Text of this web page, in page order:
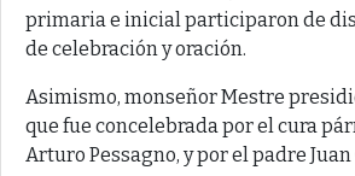
primaria e inicial participaron de
de celebración y oración.
Asimismo, monseñor Mestre
que fue concelebrada por el cura
Arturo Pessagno, y por el padre Juan